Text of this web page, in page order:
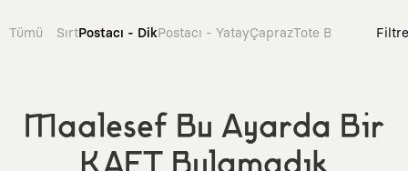
Tümü SırtPostacı - DikPostacı - YatayÇaprazTote Bag Filtre
Maalesef Bu Ayarda Bir